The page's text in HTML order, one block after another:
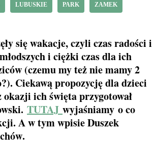
LUBUSKIE PARK ZAMEK
się wakacje, czyli czas radości i
i ciężki czas dla ich
(czemu my też nie mamy 2
Ciekawą propozycję dla dzieci
ich święta przygotował
TUTAJ wyjaśniamy o co
A w tym wpisie Duszek
.